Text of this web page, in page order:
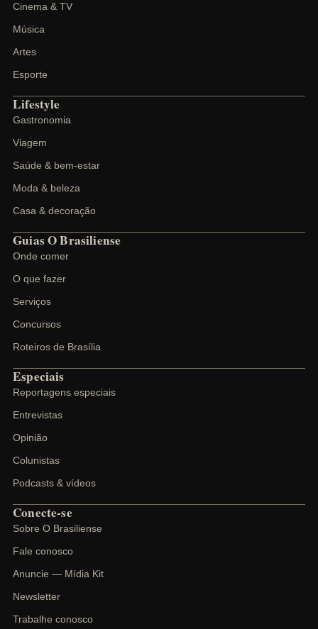
Cinema & TV
Música
Artes
Esporte
Lifestyle
Gastronomia
Viagem
Saúde & bem-estar
Moda & beleza
Casa & decoração
Guias O Brasiliense
Onde comer
O que fazer
Serviços
Concursos
Roteiros de Brasília
Especiais
Reportagens especiais
Entrevistas
Opinião
Colunistas
Podcasts & vídeos
Conecte-se
Sobre O Brasiliense
Fale conosco
Anuncie — Mídia Kit
Newsletter
Trabalhe conosco